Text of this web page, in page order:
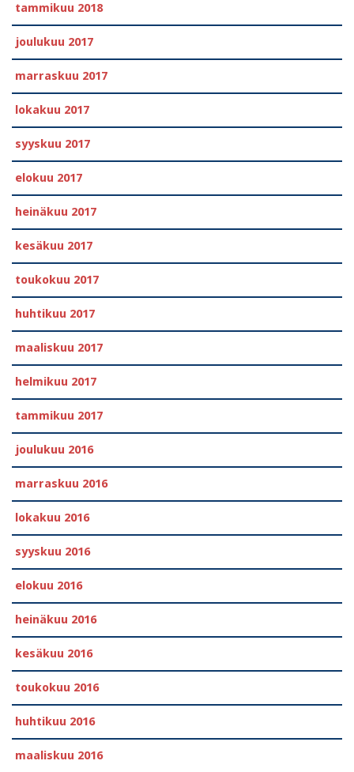
tammikuu 2018
joulukuu 2017
marraskuu 2017
lokakuu 2017
syyskuu 2017
elokuu 2017
heinäkuu 2017
kesäkuu 2017
toukokuu 2017
huhtikuu 2017
maaliskuu 2017
helmikuu 2017
tammikuu 2017
joulukuu 2016
marraskuu 2016
lokakuu 2016
syyskuu 2016
elokuu 2016
heinäkuu 2016
kesäkuu 2016
toukokuu 2016
huhtikuu 2016
maaliskuu 2016